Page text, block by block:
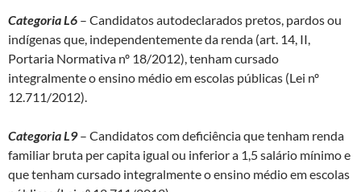
Categoria L6 – Candidatos autodeclarados pretos, pardos ou
indígenas que, independentemente da renda (art. 14, II,
Portaria Normativa nº 18/2012), tenham cursado
integralmente o ensino médio em escolas públicas (Lei nº
12.711/2012).
Categoria L9– Candidatos com deficiência que tenham renda
familiar bruta per capita igual ou inferior a 1,5 salário mínimo e
que tenham cursado integralmente o ensino médio em escolas